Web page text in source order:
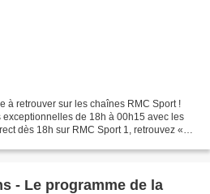
à retrouver sur les chaînes RMC Sport !
de 18h à 00h15 avec les
dès 18h sur RMC Sport 1, retrouvez «
- Le programme de la